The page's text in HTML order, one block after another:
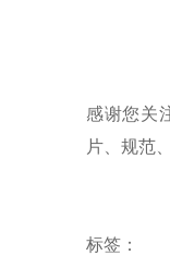
感谢您关
片、规范
标签：